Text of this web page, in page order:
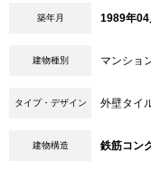
築年月 1989年
建物種別 マンショ
タイプ・デザイン 外壁タイ
建物構造 鉄筋コン